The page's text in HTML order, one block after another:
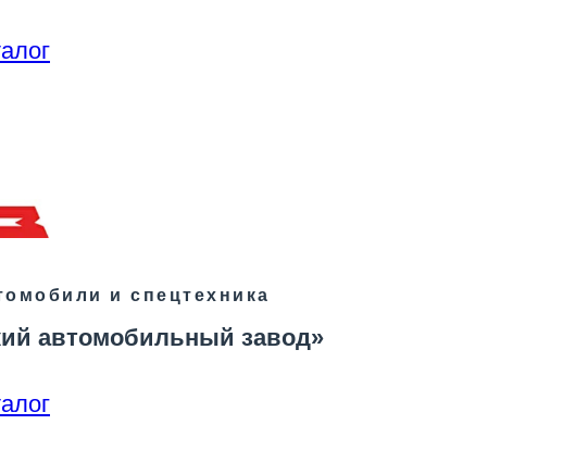
и спецтехника
автомобильный завод»